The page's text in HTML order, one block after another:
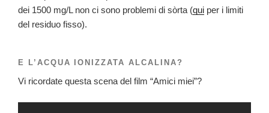
dei 1500 mg/L non ci sono problemi di sòrta (qui per i limiti
del residuo fisso).
E L’ACQUA IONIZZATA ALCALINA?
Vi ricordate questa scena del film “Amici miei”?